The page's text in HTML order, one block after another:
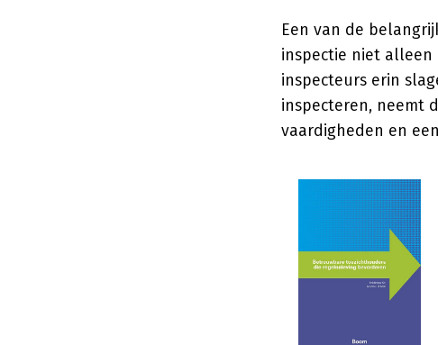
Een van de
inspectie niet
inspecteurs erin
inspecteren, neemt
vaardigheden en